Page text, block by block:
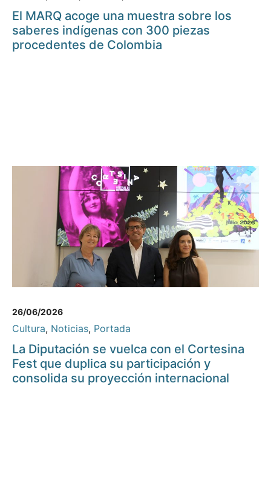
El MARQ acoge una muestra sobre los
saberes indígenas con 300 piezas
procedentes de Colombia
26/06/2026
Cultura, Noticias, Portada
La Diputación se vuelca con el Cortesina
Fest que duplica su participación y
consolida su proyección internacional